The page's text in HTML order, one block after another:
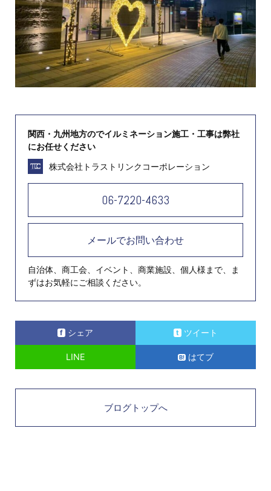
関西・九州地方のでイルミネーション施工・工事は弊社
にお任せください
株式会社トラストリンクコーポレーション
06-7220-4633
メールでお問い合わせ
自治体、商工会、イベント、商業施設、個人様まで、ま
ずはお気軽にご相談ください。
シェア ツイート
LINE はてブ
ブログトップへ